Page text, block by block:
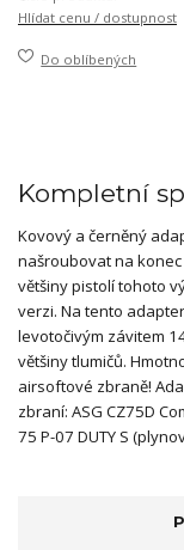
Hlídat cenu / dostupnost
Do oblíbených
Kompletní
Kovový a černěný
našroubovat na
většiny pistolí tohoto
verzi. Na tento
levotočivým závitem
většiny tlumičů.
airsoftové zbraně!
zbraní: ASG CZ75D
75 P-07 DUTY S